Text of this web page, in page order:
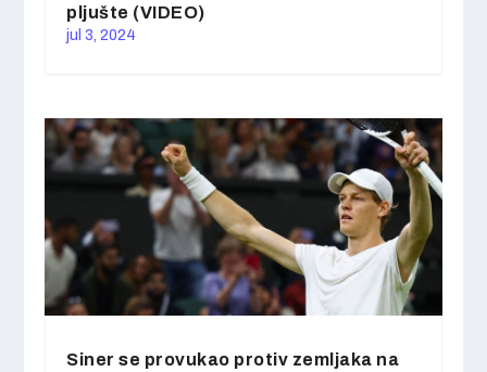
pljušte (VIDEO)
jul 3, 2024
Siner se provukao protiv zemljaka na